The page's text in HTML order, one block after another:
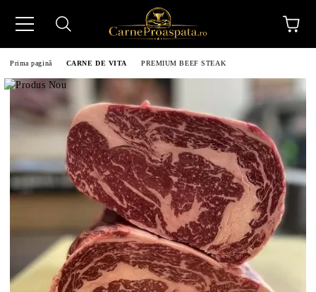
Prima pagină CARNE DE VITA PREMIUM BEEF STEAK